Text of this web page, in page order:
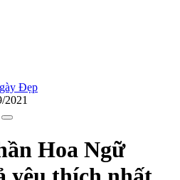
Đẹp
2021
Hoa Ngữ